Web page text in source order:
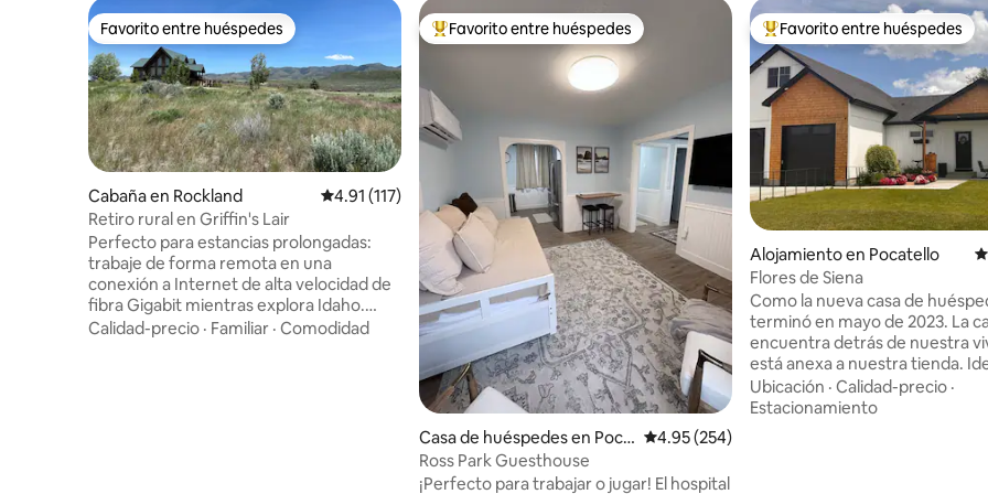
Favorito entre huéspedes
Favorito entre huéspedes
Cabaña en Rockland Calificación promedio: 4.91 de 5, 117 reseñas
4.91 (117)
Retiro rural en Griffin's Lair
Perfecto para estancias prolongadas:
trabaje de forma remota en una
conexión a Internet de alta velocidad de
fibra Gigabit mientras explora Idaho.
Disfrute de una relajante escapada de fin
Calidad-precio · Familiar · Comodidad
Favorito entre huéspedes preferido
Favorito entre huéspedes
Casa de huéspedes en Poca
tello
Calificación promedio: 4.95 de 5, 254 reseñas
4.95 (254)
Ross Park Guesthouse
¡Perfecto para trabajar o jugar! El hospital
Favorito entre huéspedes
Favorito entre huéspedes
Alojamiento en Pocatello
Flores de Siena
Como la nueva casa de
terminó en mayo de 2023. La
encuentra detrás de nuestra
está anexa a nuestra tienda.
3 adultos o para una familia
habitación BD tiene una cama
Ubicación · Calidad-precio ·
Estacionamiento